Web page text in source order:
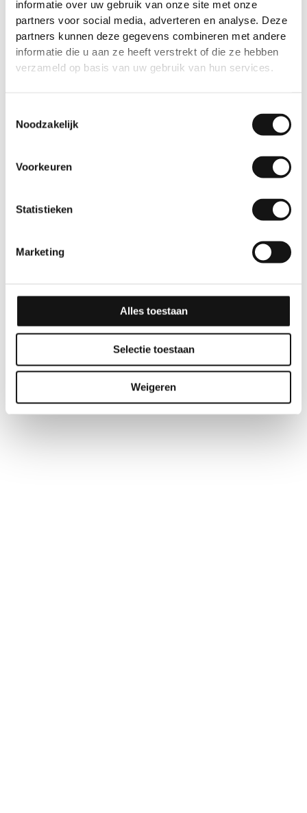
informatie over uw gebruik van onze site met onze
partners voor social media, adverteren en analyse. Deze
partners kunnen deze gegevens combineren met andere
informatie die u aan ze heeft verstrekt of die ze hebben
verzameld op basis van uw gebruik van hun services.
Noodzakelijk
Voorkeuren
Statistieken
Marketing
Alles toestaan
Selectie toestaan
Weigeren